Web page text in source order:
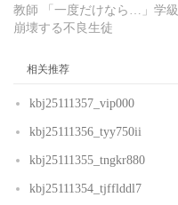
教師 「一度だけなら…」学級
崩壊する不良生徒
相关推荐
kbj25111357_vip000
kbj25111356_tyy750ii
kbj25111355_tngkr880
kbj25111354_tjfflddl7